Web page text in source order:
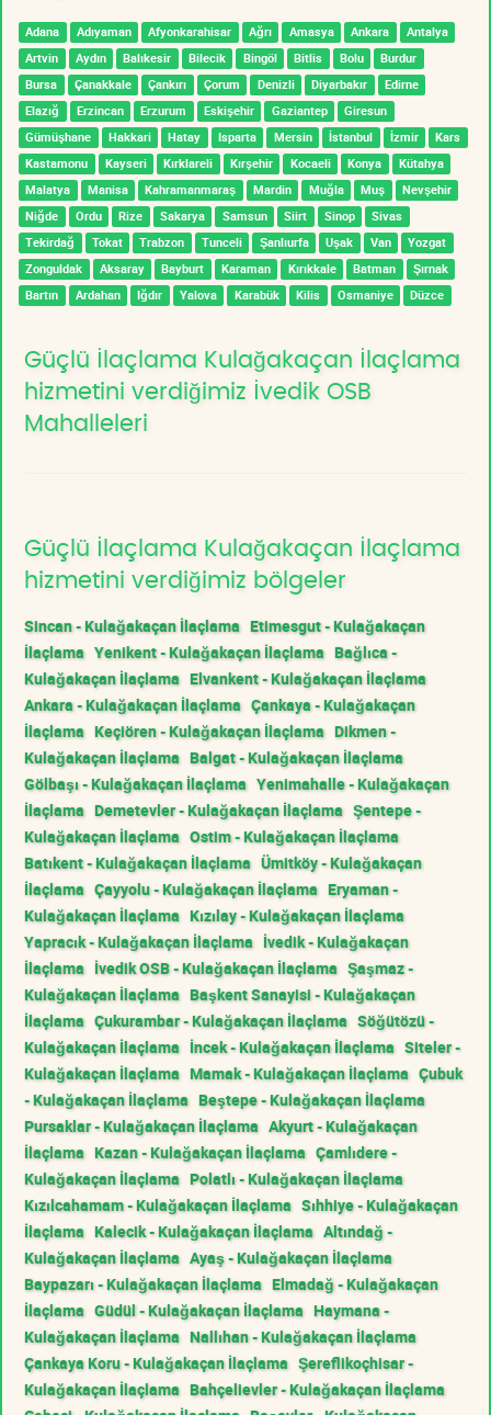
Adana Adıyaman Afyonkarahisar Ağrı Amasya Ankara
Antalya
Artvin
Aydın Balıkesir Bilecik Bingöl Bitlis Bolu
Burdur
Bursa
Çanakkale Çankırı Çorum Denizli Diyarbakır
Edirne
Elazığ
Erzincan Erzurum Eskişehir Gaziantep
Giresun
Gümüşhane
Hakkari Hatay Isparta Mersin İstanbul İzmir
Kars
Kastamonu
Kayseri Kırklareli Kırşehir Kocaeli Konya
Kütahya
Malatya
Manisa Kahramanmaraş Mardin Muğla Muş
Nevşehir
Niğde
Ordu Rize Sakarya Samsun Siirt Sinop
Sivas
Tekirdağ
Tokat Trabzon Tunceli Şanlıurfa Uşak Van
Yozgat
Zonguldak
Aksaray Bayburt Karaman Kırıkkale Batman
Şırnak
Bartın
Ardahan Iğdır Yalova Karabük Kilis Osmaniye Düzce
Güçlü İlaçlama Kulağakaçan İlaçlama
hizmetini verdiğimiz İvedik OSB
Mahalleleri
Güçlü İlaçlama Kulağakaçan İlaçlama
hizmetini verdiğimiz bölgeler
Sincan - Kulağakaçan İlaçlama Etimesgut - Kulağakaçan
İlaçlama Yenikent - Kulağakaçan İlaçlama Bağlıca -
Kulağakaçan İlaçlama Elvankent - Kulağakaçan İlaçlama
Ankara - Kulağakaçan İlaçlama Çankaya - Kulağakaçan
İlaçlama Keçiören - Kulağakaçan İlaçlama Dikmen -
Kulağakaçan İlaçlama Balgat - Kulağakaçan İlaçlama
Gölbaşı - Kulağakaçan İlaçlama Yenimahalle - Kulağakaçan
İlaçlama Demetevler - Kulağakaçan İlaçlama Şentepe -
Kulağakaçan İlaçlama Ostim - Kulağakaçan İlaçlama
Batıkent - Kulağakaçan İlaçlama Ümitköy - Kulağakaçan
İlaçlama Çayyolu - Kulağakaçan İlaçlama Eryaman -
Kulağakaçan İlaçlama Kızılay - Kulağakaçan İlaçlama
Yapracık - Kulağakaçan İlaçlama İvedik - Kulağakaçan
İlaçlama İvedik OSB - Kulağakaçan İlaçlama Şaşmaz -
Kulağakaçan İlaçlama Başkent Sanayisi - Kulağakaçan
İlaçlama Çukurambar - Kulağakaçan İlaçlama Söğütözü -
Kulağakaçan İlaçlama İncek - Kulağakaçan İlaçlama Siteler -
Kulağakaçan İlaçlama Mamak - Kulağakaçan İlaçlama Çubuk
- Kulağakaçan İlaçlama Beştepe - Kulağakaçan İlaçlama
Pursaklar - Kulağakaçan İlaçlama Akyurt - Kulağakaçan
İlaçlama Kazan - Kulağakaçan İlaçlama Çamlıdere -
Kulağakaçan İlaçlama Polatlı - Kulağakaçan İlaçlama
Kızılcahamam - Kulağakaçan İlaçlama Sıhhiye - Kulağakaçan
İlaçlama Kalecik - Kulağakaçan İlaçlama Altındağ -
Kulağakaçan İlaçlama Ayaş - Kulağakaçan İlaçlama
Baypazarı - Kulağakaçan İlaçlama Elmadağ - Kulağakaçan
İlaçlama Güdül - Kulağakaçan İlaçlama Haymana -
Kulağakaçan İlaçlama Nallıhan - Kulağakaçan İlaçlama
Çankaya Koru - Kulağakaçan İlaçlama Şereflikoçhisar -
Kulağakaçan İlaçlama Bahçelievler - Kulağakaçan İlaçlama